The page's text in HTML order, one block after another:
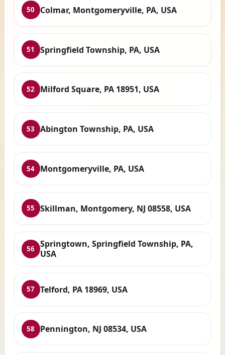
50 Colmar, Montgomeryville, PA, USA
51 Springfield Township, PA, USA
52 Milford Square, PA 18951, USA
53 Abington Township, PA, USA
54 Montgomeryville, PA, USA
55 Skillman, Montgomery, NJ 08558, USA
56
Springtown, Springfield Township, PA,
USA
57 Telford, PA 18969, USA
58 Pennington, NJ 08534, USA